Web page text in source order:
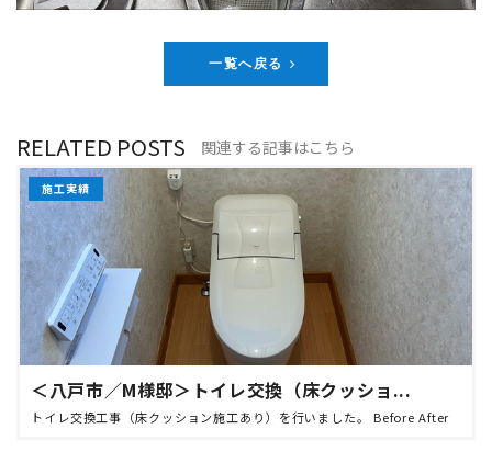
一覧へ戻る
RELATED POSTS 関連する記事はこちら
施工実績
＜八戸市／M様邸＞トイレ交換（床クッショ...
トイレ交換工事（床クッション施工あり）を行いました。 Before After